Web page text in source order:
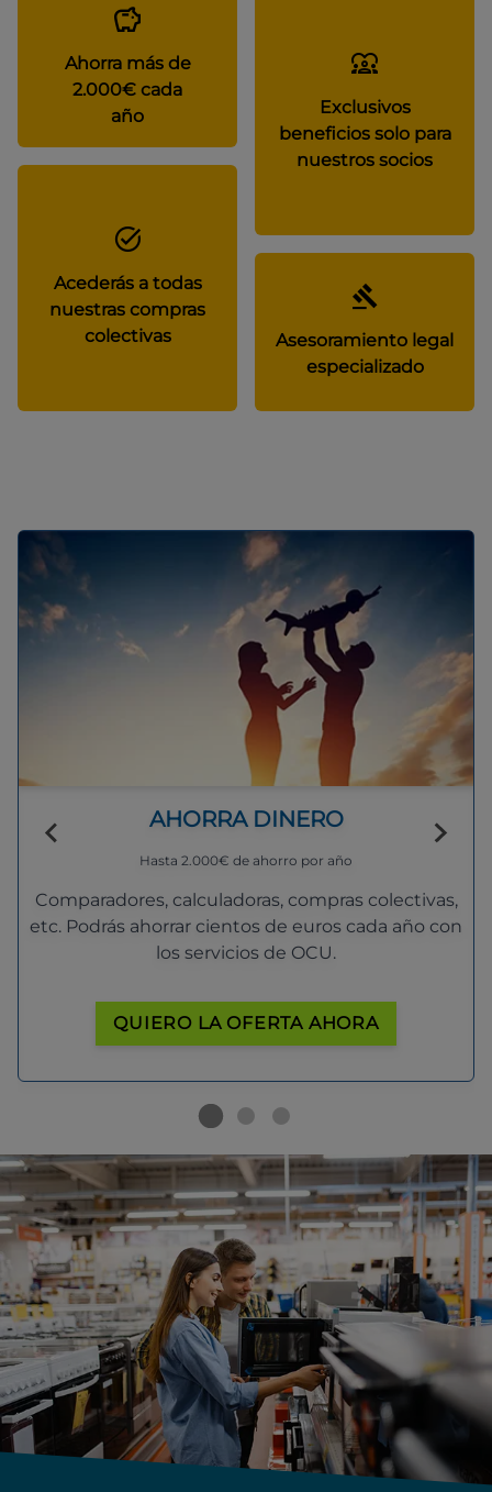
Ahorra más de
2.000€ cada
año
Exclusivos
beneficios solo para
nuestros socios
Acederás a todas
nuestras compras
colectivas
Asesoramiento legal
especializado
AHORRA DINERO
Hasta 2.000€ de ahorro por año
Comparadores, calculadoras, compras colectivas,
etc. Podrás ahorrar cientos de euros cada año con
los servicios de OCU.
QUIERO LA OFERTA AHORA